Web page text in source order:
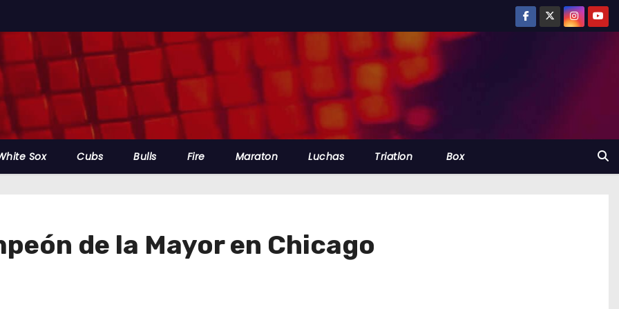
Sox Cubs Bulls Fire Maraton Luchas Triatlon Box
de la Mayor en Chicago